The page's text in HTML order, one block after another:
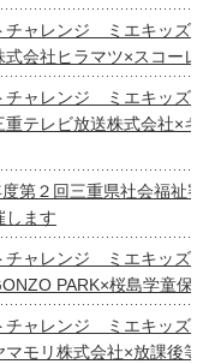
チャレンジ ミエキッズ
式会社ヒラマツ×スコー
チャレンジ ミエキッズ
重テレビ放送株式会社×
第２回三重県社会福祉
します
チャレンジ ミエキッズ
PARK×桜島学童保
チャレンジ ミエキッズ
マモリ株式会社×放課後